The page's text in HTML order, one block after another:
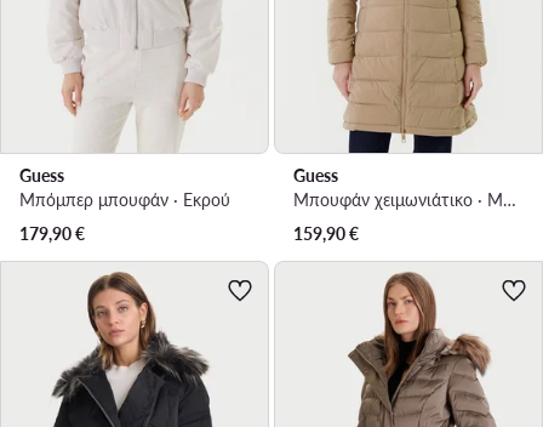
Guess
Μπόμπερ μπουφάν · Εκρού
179,90€
Guess
Μπουφάν χειμωνιάτικο · Μπεζ
159,90€